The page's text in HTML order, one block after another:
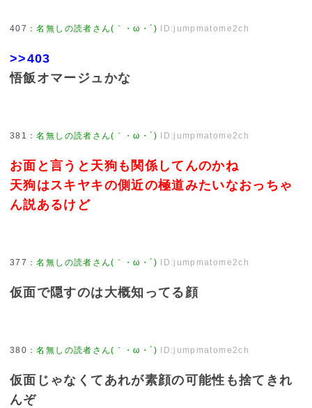
407 ：名無しの読者さん(｀・ω・´) ID:jumpmatome2ch
>>403
悟飯オマージュかな
381 ：名無しの読者さん(｀・ω・´) ID:jumpmatome2ch
お面と言うと天狗も関係してんのかね
天狗はスキヤキの側近の極道みたいなおっちゃ
ん説あるけど
377 ：名無しの読者さん(｀・ω・´) ID:jumpmatome2ch
仮面で隠すのは大概知ってる顔
380 ：名無しの読者さん(｀・ω・´) ID:jumpmatome2ch
仮面じゃなくてあれが素顔の可能性も捨てきれ
んぞ